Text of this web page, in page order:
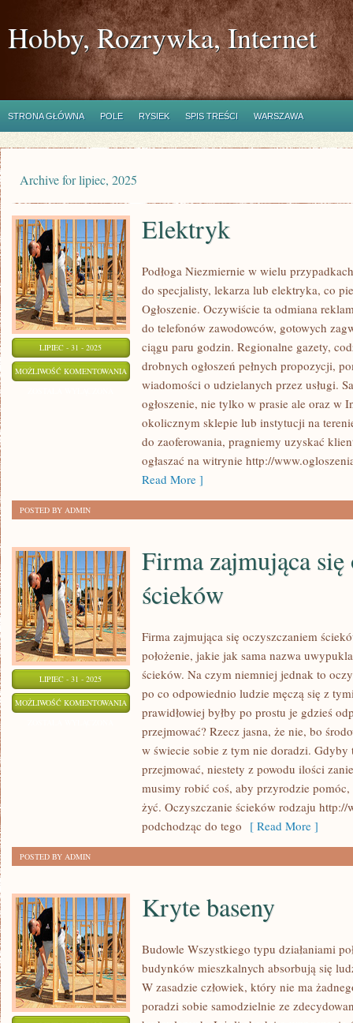
Hobby, Rozrywka, Internet
STRONA GŁÓWNA POLE RYSIEK SPIS TREŚCI WARSZAWA
Archive for lipiec, 2025
LIPIEC - 31 - 2025
MOŻLIWOŚĆ KOMENTOWANIA ELEKTRYK
Elektryk
Podłoga Niezmiernie w wielu
do specjalisty, lekarza lub elektryka, co
Ogłoszenie. Oczywiście ta odmiana
do telefonów zawodowców, gotowych
ciągu paru godzin. Regionalne gazety,
drobnych ogłoszeń pełnych propozycji,
wiadomości o udzielanych przez usługi.
ogłoszenie, nie tylko w prasie ale oraz w
okolicznym sklepie lub instytucji na
do zaoferowania, pragniemy uzyskać
ogłaszać na witrynie http://
Read More ]
POSTED BY ADMIN
LIPIEC - 31 - 2025
MOŻLIWOŚĆ KOMENTOWANIA FIRMA
ZAJMUJĄCA
Firma zajmująca się
ścieków
Firma zajmująca się oczyszczaniem
położenie, jakie jak sama nazwa
ścieków. Na czym niemniej jednak to
po co odpowiednio ludzie męczą się z
prawidłowiej byłby po prostu je gdzieś
przejmować? Rzecz jasna, że nie, bo
w świecie sobie z tym nie doradzi. Gdyby
przejmować, niestety z powodu ilości
musimy robić coś, aby przyrodzie
żyć. Oczyszczanie ścieków rodzaju
podchodząc do tego [ Read More ]
POSTED BY ADMIN
Kryte baseny
Budowle Wszystkiego typu działaniami
budynków mieszkalnych absorbują się
W zasadzie człowiek, który nie ma
poradzi sobie samodzielnie ze